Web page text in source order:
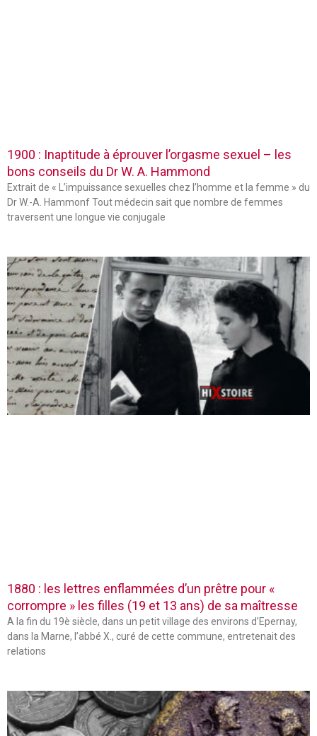
1900 : Inaptitude à éprouver l’orgasme sexuel – les
bons conseils du Dr W. A. Hammond
Extrait de « L’impuissance sexuelles chez l’homme et la femme » du
Dr W.-A. Hammonf Tout médecin sait que nombre de femmes
traversent une longue vie conjugale
1880 : les lettres enflammées d’un prêtre pour «
corrompre » les filles (19 et 13 ans) de sa maîtresse
A la fin du 19è siècle, dans un petit village des environs d’Epernay,
dans la Marne, l’abbé X., curé de cette commune, entretenait des
relations